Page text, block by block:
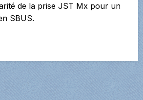
de la prise JST Mx pour un
SBUS.